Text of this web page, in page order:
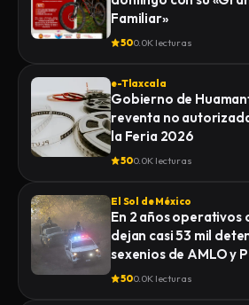
Familiar»
500.0K lecturas
e-Tlaxcala
Gobierno de
reventa no
la Feria 2026
500.0K lecturas
El Sol de México
En 2 años operativos
dejan casi 53 mil
sexenios de AMLO y
500.0K lecturas